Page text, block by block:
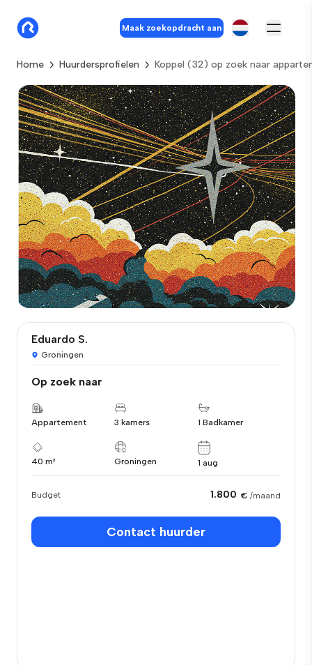
Maak zoekopdracht aan
Home Huurdersprofielen Koppel (32) op zoek naar
Eduardo S.
Groningen
Op zoek naar
Appartement 3 kamers 1 Badkamer
40 m² Groningen 1 aug
Budget 1.800 € /maand
Contact huurder